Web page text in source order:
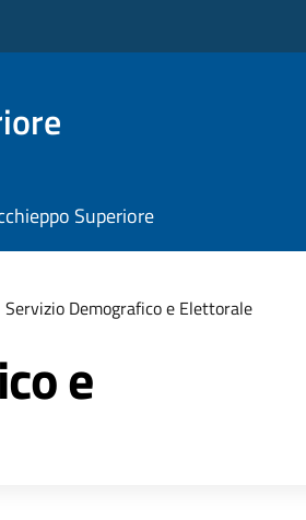
Superiore
Servizio Demografico e Elettorale
e